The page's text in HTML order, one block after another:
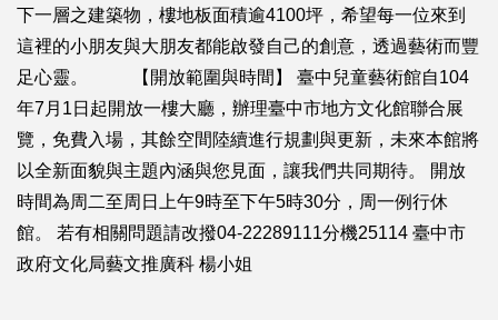
下一層之建築物，樓地板面積逾4100坪，希望每一位來到
這裡的小朋友與大朋友都能啟發自己的創意，透過藝術而豐
足心靈。 【開放範圍與時間】 臺中兒童藝術館自104
年7月1日起開放一樓大廳，辦理臺中市地方文化館聯合展
覽，免費入場，其餘空間陸續進行規劃與更新，未來本館將
以全新面貌與主題內涵與您見面，讓我們共同期待。 開放
時間為周二至周日上午9時至下午5時30分，周一例行休
館。 若有相關問題請改撥04-22289111分機25114 臺中市
政府文化局藝文推廣科 楊小姐